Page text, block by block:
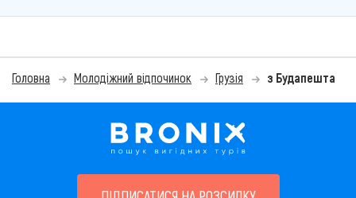
Головна Молодіжний відпочинок Грузія з Будапешта